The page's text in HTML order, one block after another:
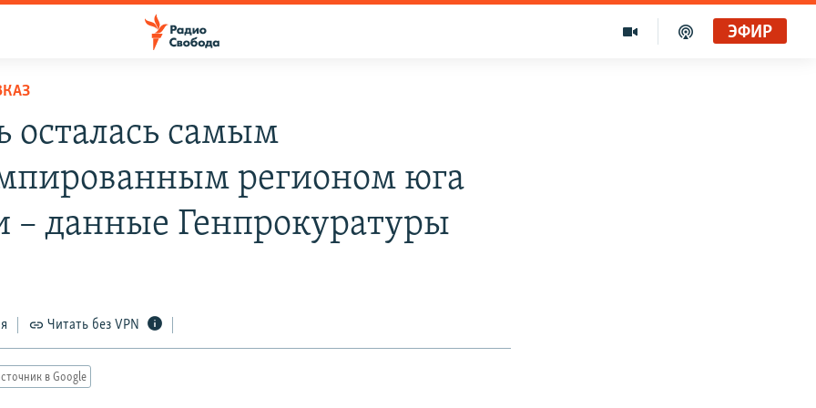
ЭФИР
осталась самым
регионом юга
– данные Генпрокуратуры
Читать без VPN
в Google